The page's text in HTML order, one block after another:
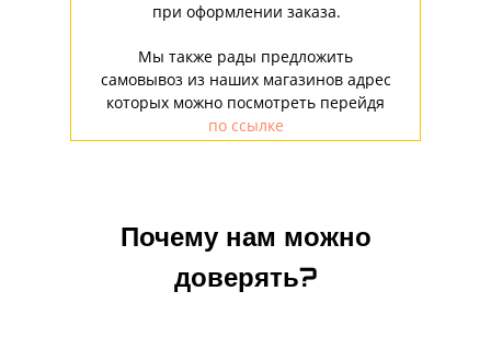
при оформлении заказа.
Мы также рады предложить
самовывоз из наших магазинов адрес
которых можно посмотреть перейдя
по ссылке
Почему нам можно
доверять?